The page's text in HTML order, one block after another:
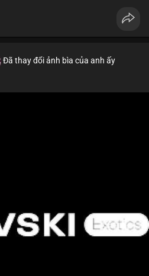
Đã thay đổi ảnh bìa của anh ấy